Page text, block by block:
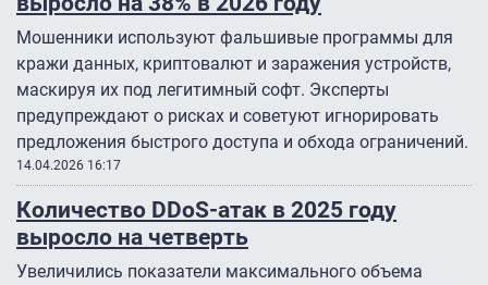
Мошенники используют фальшивые программы для
кражи данных, криптовалют и заражения устройств,
маскируя их под легитимный софт. Эксперты
предупреждают о рисках и советуют игнорировать
предложения быстрого доступа и обхода ограничений.
14.04.2026 16:17
Количество DDoS-атак в 2025 году
выросло на четверть
Увеличились показатели максимального объема